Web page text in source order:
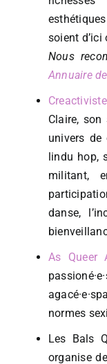
soient d’ici
Nous
Annuaire
Creactiviste
Claire,
univers de
lindu hop,
militant,
danse,
As Queer
normes
Les Bals
organise